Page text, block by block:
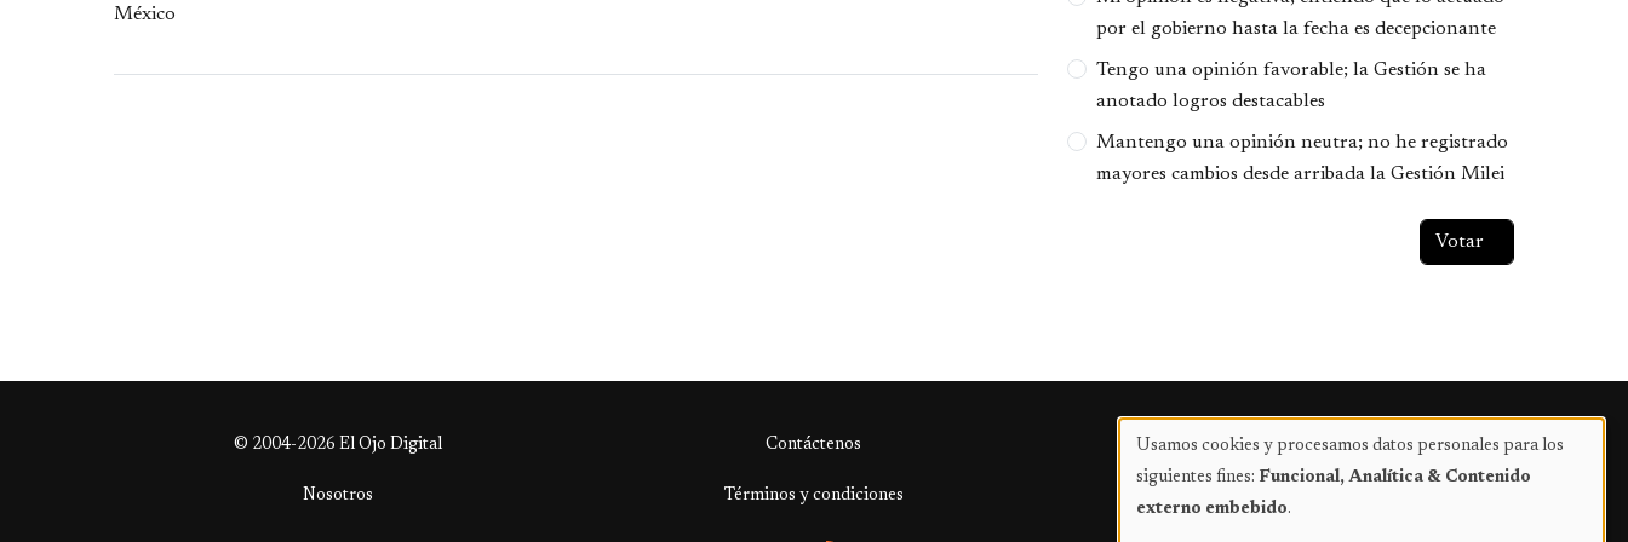
por el gobierno hasta la fecha es decepcionante
Tengo una opinión favorable; la Gestión se ha
anotado logros destacables
Mantengo una opinión neutra; no he registrado
mayores cambios desde arribada la Gestión Milei
© 2004-2026 El Ojo Digital Contáctenos Publicidad
Nosotros Términos y condiciones
Uso
de
Usamos cookies y procesamos datos personales para los
siguientes fines: Funcional, Analítica & Contenido
externo embebido.